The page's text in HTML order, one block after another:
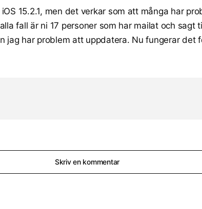
15.2.1, men det verkar som att många har
fall är ni 17 personer som har mailat och sagt
jag har problem att uppdatera. Nu fungerar det
Skriv en kommentar